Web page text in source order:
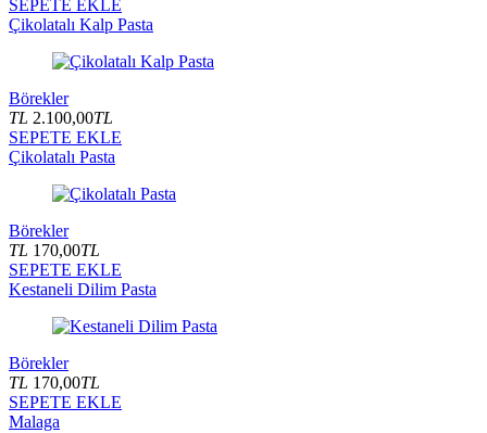
SEPETE EKLE
Çikolatalı Kalp Pasta
Börekler
TL 2.100,00TL
SEPETE EKLE
Çikolatalı Pasta
Börekler
TL 170,00TL
SEPETE EKLE
Kestaneli Dilim Pasta
Börekler
TL 170,00TL
SEPETE EKLE
Malaga